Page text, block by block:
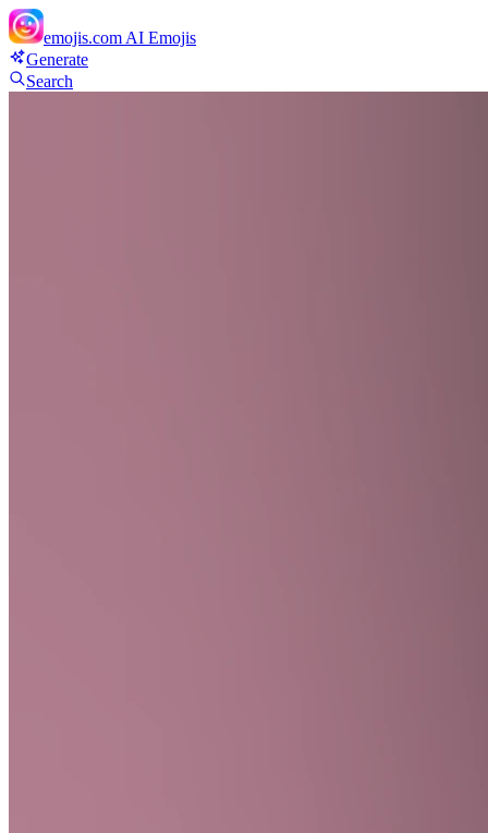
emojis.com AI Emojis
Generate
Search